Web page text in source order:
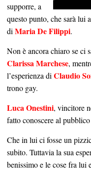
supporre, a
questo punto, che sarà lui
diMaria De Filippi.
Non è ancora chiaro se ci
Clarissa Marchese,
l’esperienza diClaudio
trono gay.
Luca Onestini, vincitore
fatto conoscere al
Che in lui ci fosse un
subito. Tuttavia la sua
benissimo e le cose fra lui